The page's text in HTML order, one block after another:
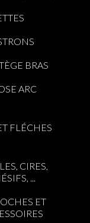
BRAS
ARC
FLÉCHES
CIRES,
...
ET